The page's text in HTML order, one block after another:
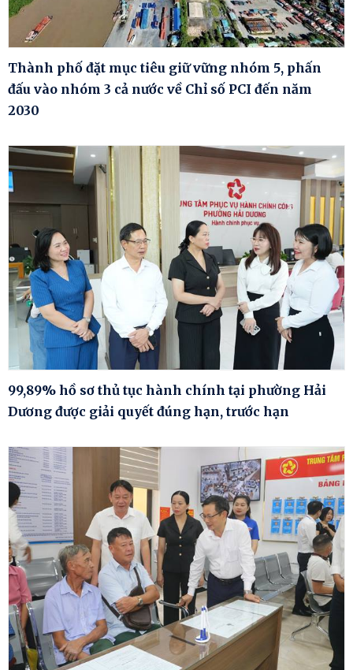
Thành phố đặt mục tiêu giữ vững nhóm 5, phấn
đấu vào nhóm 3 cả nước về Chỉ số PCI đến năm
2030
99,89% hồ sơ thủ tục hành chính tại phường Hải
Dương được giải quyết đúng hạn, trước hạn